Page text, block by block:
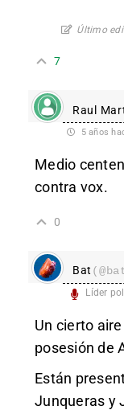
Último
7
Raul
5 años
Medio
contra vox.
0
Bat
Líder
Un cierto
posesión de
Están
Junqueras y